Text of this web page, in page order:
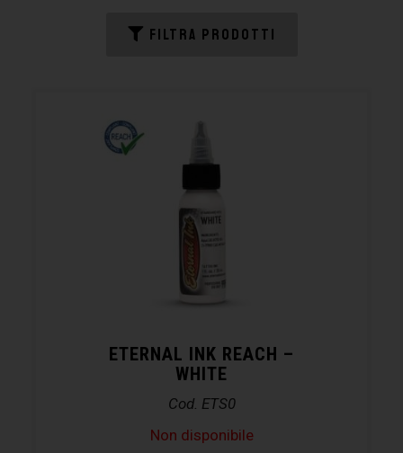
FILTRA PRODOTTI
ETERNAL INK REACH –
WHITE
Cod. ETS0
Non disponibile